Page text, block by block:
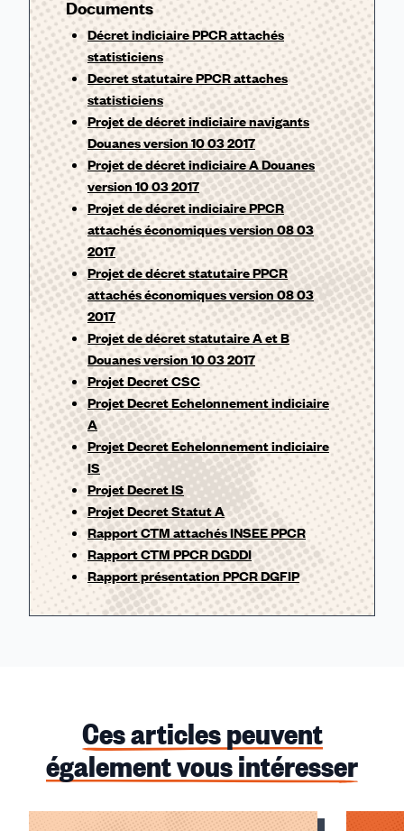
Documents
Décret indiciaire PPCR attachés
statisticiens
Decret statutaire PPCR attaches
statisticiens
Projet de décret indiciaire navigants
Douanes version 10 03 2017
Projet de décret indiciaire A Douanes
version 10 03 2017
Projet de décret indiciaire PPCR
attachés économiques version 08 03
2017
Projet de décret statutaire PPCR
attachés économiques version 08 03
2017
Projet de décret statutaire A et B
Douanes version 10 03 2017
Projet Decret CSC
Projet Decret Echelonnement indiciaire
A
Projet Decret Echelonnement indiciaire
IS
Projet Decret IS
Projet Decret Statut A
Rapport CTM attachés INSEE PPCR
Rapport CTM PPCR DGDDI
Rapport présentation PPCR DGFIP
Ces articles peuvent
également vous intéresser